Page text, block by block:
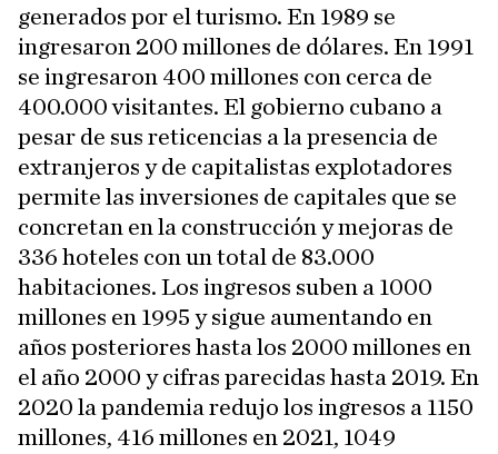
generados por el turismo. En 1989 se
ingresaron 200 millones de dólares. En 1991
se ingresaron 400 millones con cerca de
400.000 visitantes. El gobierno cubano a
pesar de sus reticencias a la presencia de
extranjeros y de capitalistas explotadores
permite las inversiones de capitales que se
concretan en la construcción y mejoras de
336 hoteles con un total de 83.000
habitaciones. Los ingresos suben a 1000
millones en 1995 y sigue aumentando en
años posteriores hasta los 2000 millones en
el año 2000 y cifras parecidas hasta 2019. En
2020 la pandemia redujo los ingresos a 1150
millones, 416 millones en 2021, 1049